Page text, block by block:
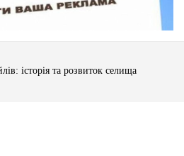
історія та розвиток селища